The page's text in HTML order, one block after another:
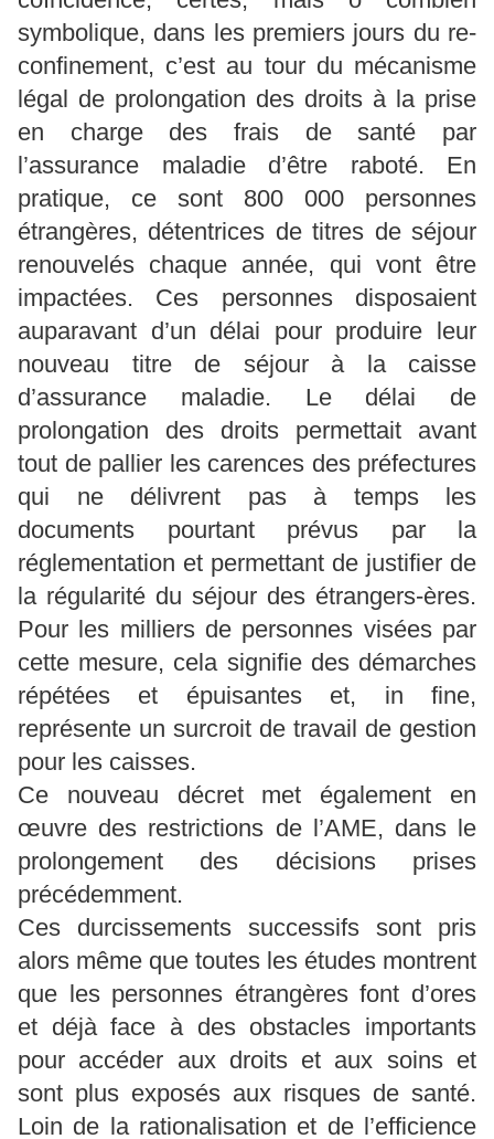
symbolique, dans les premiers jours du re-
confinement, c’est au tour du mécanisme
légal de prolongation des droits à la prise
en charge des frais de santé par
l’assurance maladie d’être raboté. En
pratique, ce sont 800 000 personnes
étrangères, détentrices de titres de séjour
renouvelés chaque année, qui vont être
impactées. Ces personnes disposaient
auparavant d’un délai pour produire leur
nouveau titre de séjour à la caisse
d’assurance maladie. Le délai de
prolongation des droits permettait avant
tout de pallier les carences des préfectures
qui ne délivrent pas à temps les
documents pourtant prévus par la
réglementation et permettant de justifier de
la régularité du séjour des étrangers-ères.
Pour les milliers de personnes visées par
cette mesure, cela signifie des démarches
répétées et épuisantes et, in fine,
représente un surcroit de travail de gestion
pour les caisses.
Ce nouveau décret met également en
œuvre des restrictions de l’AME, dans le
prolongement des décisions prises
précédemment.
Ces durcissements successifs sont pris
alors même que toutes les études montrent
que les personnes étrangères font d’ores
et déjà face à des obstacles importants
pour accéder aux droits et aux soins et
sont plus exposés aux risques de santé.
Loin de la rationalisation et de l’efficience